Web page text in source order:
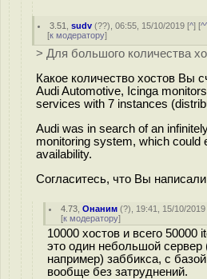
3.51 ,sudv (??), 06:55, 15/10/2019 [^] [
[к модератору]
> Для большого количества
Какое количество хостов Вы
Audi Automotive, Icinga
services with 7 instances
Audi was in search of an
monitoring system, which could
availability.
Согласитесь, что Вы написали
4.73 ,Онаним (?), 19:41, 15/10/2019
[к модератору]
10000 хостов и всего 50000
это один небольшой сервер
например) заббикса, с
вообще без затруднений.